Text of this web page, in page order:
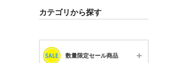
カテゴリから探す
数量限定セール商品